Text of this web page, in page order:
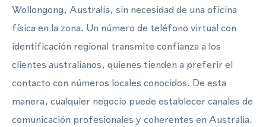
Wollongong, Australia, sin necesidad de una oficina
física en la zona. Un número de teléfono virtual con
identificación regional transmite confianza a los
clientes australianos, quienes tienden a preferir el
contacto con números locales conocidos. De esta
manera, cualquier negocio puede establecer canales de
comunicación profesionales y coherentes en Australia.